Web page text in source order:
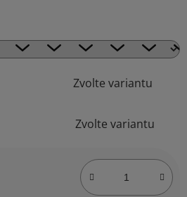
Zvolte variantu
Zvolte variantu